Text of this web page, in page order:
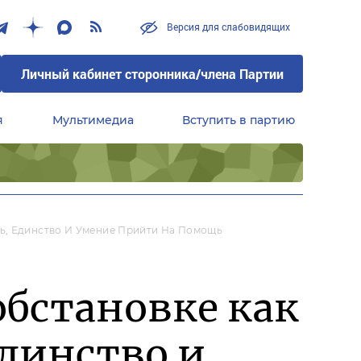
Версия для слабовидящих
Личный кабинет сторонника/члена Партии
Мультимедиа Вступить в партию
Единство И Умение Прийти На Помощь
как